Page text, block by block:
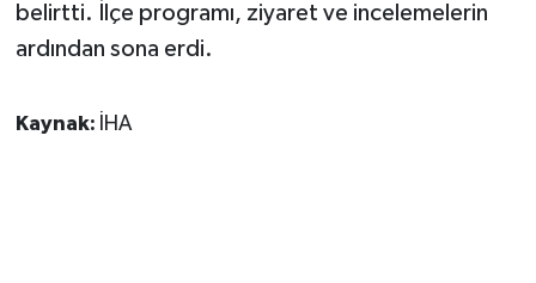
belirtti. İlçe programı, ziyaret ve incelemelerin
ardından sona erdi.
Kaynak: İHA